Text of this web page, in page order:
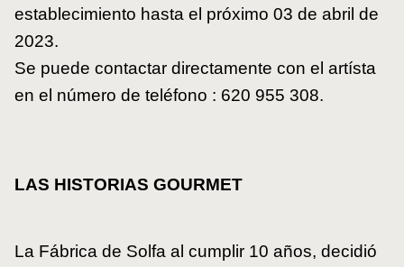
establecimiento hasta el próximo 03 de abril de
2023.
Se puede contactar directamente con el artísta
en el número de teléfono : 620 955 308.
LAS HISTORIAS GOURMET
La Fábrica de Solfa al cumplir 10 años, decidió